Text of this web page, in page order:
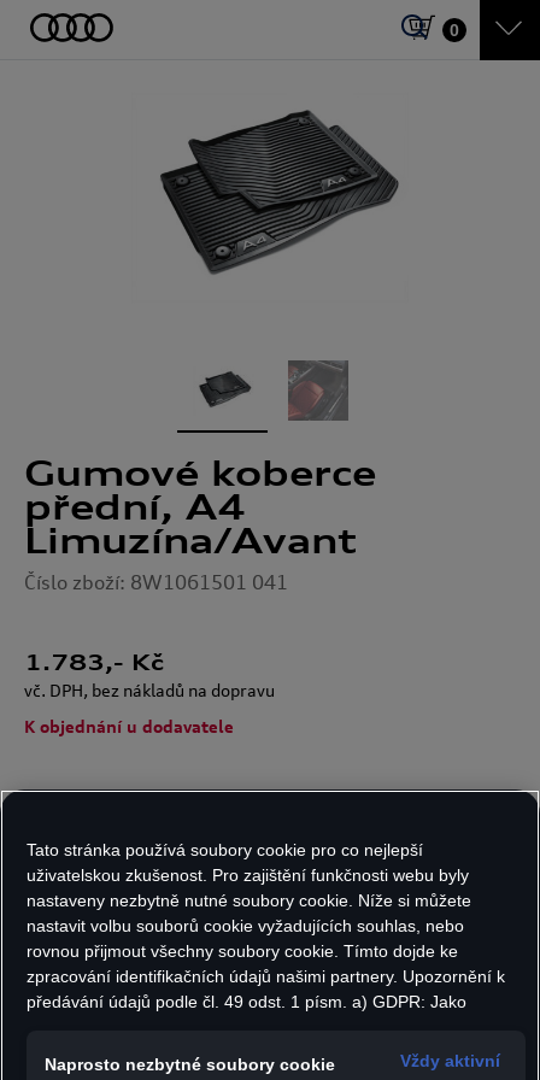
0
Gumové koberce
přední, A4
Limuzína/Avant
Číslo zboží: 8W1061501 041
1.783,- Kč
vč. DPH, bez nákladů na dopravu
K objednání u dodavatele
Do košíku
Tato stránka používá soubory cookie pro co nejlepší
uživatelskou zkušenost. Pro zajištění funkčnosti webu byly
nastaveny nezbytně nutné soubory cookie. Níže si můžete
nastavit volbu souborů cookie vyžadujících souhlas, nebo
rovnou přijmout všechny soubory cookie. Tímto dojde ke
zpracování identifikačních údajů našimi partnery. Upozornění k
předávání údajů podle čl. 49 odst. 1 písm. a) GDPR: Jako
používán Google Analytics. Nelze vyloučit, že společnost
Naprosto nezbytné soubory cookie Vždy aktivní